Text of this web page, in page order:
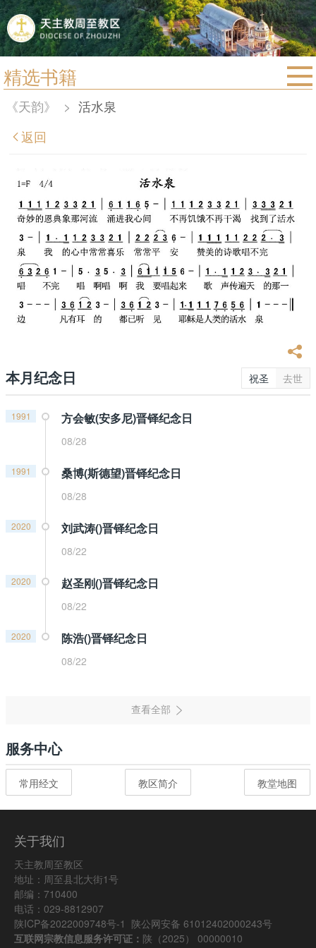
精选书籍
首页
宗教法规
教区简介
信仰文萃
教会圣月
《天韵》 > 活水泉
返回
本月纪念日 祝圣 去世
1991 方会敏(安多尼)晋铎纪念日
08/28
1991 桑博(斯德望)晋铎纪念日
08/28
2020 刘武涛()晋铎纪念日
08/22
2020 赵圣刚()晋铎纪念日
08/22
2020 陈浩()晋铎纪念日
08/22
服务中心
常用经文 教区简介 教堂地图
关于我们
天主教周至教区
地址：周至县北大街1号
邮编：710400
电话：029-8812907
陕ICP备2022009748号-1 陕公网安备 61012402000243号
互联网宗教信息服务许可证： 陕（2025） 00000010